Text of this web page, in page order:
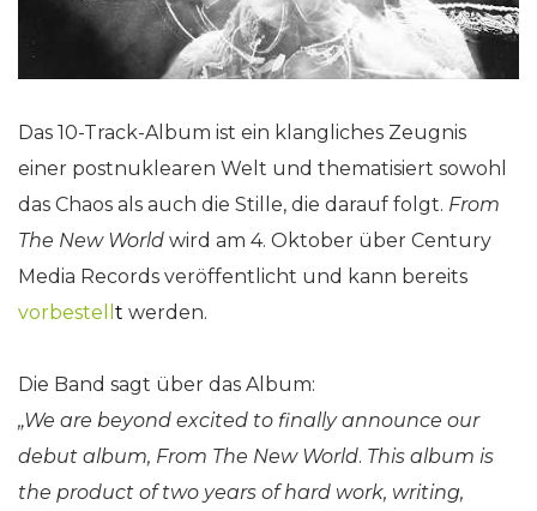
Das 10-Track-Album ist ein klangliches Zeugnis
einer postnuklearen Welt und thematisiert sowohl
das Chaos als auch die Stille, die darauf folgt. From
The New World wird am 4. Oktober über Century
Media Records veröffentlicht und kann bereits
vorbestell t werden.
Die Band sagt über das Album:
„We are beyond excited to finally announce our
debut album, From The New World. This album is
the product of two years of hard work, writing,